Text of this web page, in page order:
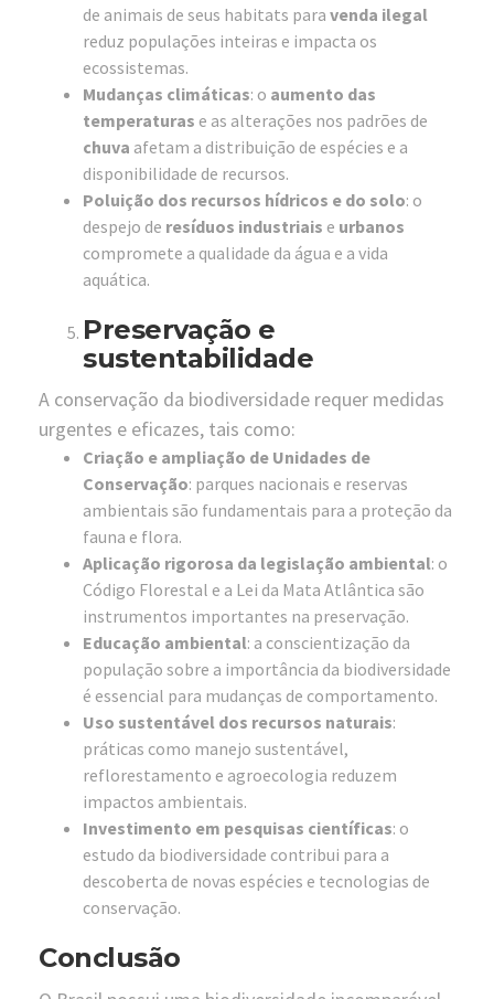
de animais de seus habitats para venda ilegal
reduz populações inteiras e impacta os
ecossistemas.
Mudanças climáticas: o aumento das
temperaturas e as alterações nos padrões de
chuva afetam a distribuição de espécies e a
disponibilidade de recursos.
Poluição dos recursos hídricos e do solo: o
despejo de resíduos industriais e urbanos
compromete a qualidade da água e a vida
aquática.
Preservação e
sustentabilidade
A conservação da biodiversidade requer medidas
urgentes e eficazes, tais como:
Criação e ampliação de Unidades de
Conservação: parques nacionais e reservas
ambientais são fundamentais para a proteção da
fauna e flora.
Aplicação rigorosa da legislação ambiental: o
Código Florestal e a Lei da Mata Atlântica são
instrumentos importantes na preservação.
Educação ambiental: a conscientização da
população sobre a importância da biodiversidade
é essencial para mudanças de comportamento.
Uso sustentável dos recursos naturais:
práticas como manejo sustentável,
reflorestamento e agroecologia reduzem
impactos ambientais.
Investimento em pesquisas científicas: o
estudo da biodiversidade contribui para a
descoberta de novas espécies e tecnologias de
conservação.
Conclusão